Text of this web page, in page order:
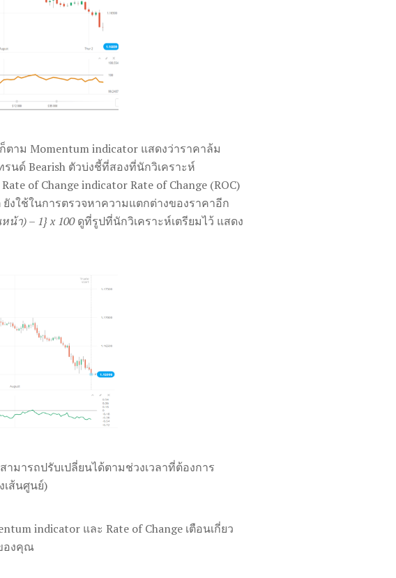
ตาม Momentum indicator แสดงว่าราคาล้ม
รนด์ Bearish ตัวบ่งชี้ที่สองที่นักวิเคราะห์
of Change indicator Rate of Change (ROC)
งใช้ในการตรวจหาความแตกต่างของราคาอีก
า) – 1} x 100 ดูที่รูปที่นักวิเคราะห์เตรียมไว้ แสดง
มารถปรับเปลี่ยนได้ตามช่วงเวลาที่ต้องการ
ส้นศูนย์)
indicator และ Rate of Change เตือนเกี่ยว
องคุณ